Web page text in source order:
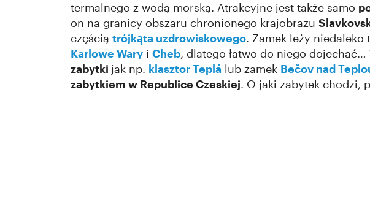
termalnego z wodą morską. Atrakcyjne jest także samo
on na granicy obszaru chronionego krajobrazu
częścią trójkąta uzdrowiskowego. Zamek leży niedaleko
Karlowe Wary i Cheb, dlatego łatwo do niego dojechać…
zabytki jak np. klasztor Teplá lub zamek Bečov nad
zabytkiem w Republice Czeskiej. O jaki zabytek chodzi,